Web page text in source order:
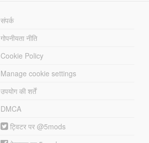
संपर्क
गोपनीयता नीति
Cookie Policy
Manage cookie settings
उपयोग की शर्तें
DMCA
ट्विटर पर @5mods